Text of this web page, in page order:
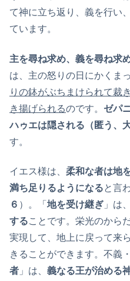
て神に立ち返り、義を行い
ています。
主を尋ね求め、義を尋ね求
は、主の怒りの日にかくま
りの鉢がぶちまけられて裁
き揚げられるのです。 ゼパ
ハゥエは隠される（匿う、
す。
イエス様は、 柔和な者は地
満ち足りるようになると言
６ ）。「 地を受け継ぎ 」は、
することです。栄光のから
実現して、地上に戻って来
きることができます。不義
者 」は、 義なる王が治める